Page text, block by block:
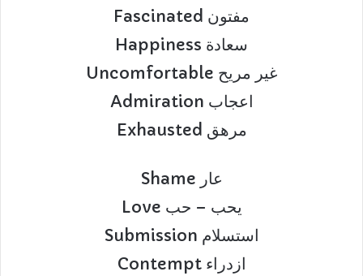
Fascinated مفتون
Happiness سعادة
Uncomfortable غير مريح
Admiration اعجاب
Exhausted مرهق
Shame عار
Love يحب – حب
Submission استسلام
Contempt ازدراء